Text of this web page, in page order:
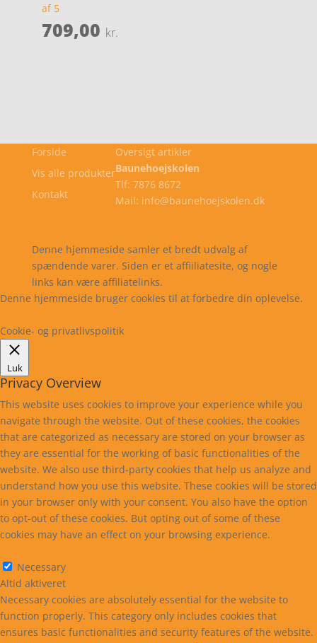
af 5
709,00 kr.
Forside
Vis alle produkter
Kontakt
Oversigt artikler
Baunehoejskolen
Tlf: 7876 8672
Mail: info@baunehoejskolen.dk
Denne hjemmeside samler et bredt udvalg af
spændende varer. Siden er et affiiliatesite, og nogle
links kan være affiliatelinks.
Denne hjemmeside bruger cookies til at forbedre din oplevelse.
Cookie- og privatlivspolitik
Luk
Privacy Overview
This website uses cookies to improve your experience while you
navigate through the website. Out of these cookies, the cookies
that are categorized as necessary are stored on your browser as
they are essential for the working of basic functionalities of the
website. We also use third-party cookies that help us analyze and
understand how you use this website. These cookies will be stored
in your browser only with your consent. You also have the option
to opt-out of these cookies. But opting out of some of these
cookies may have an effect on your browsing experience.
Necessary
Altid aktiveret
Necessary cookies are absolutely essential for the website to
function properly. This category only includes cookies that
ensures basic functionalities and security features of the website.